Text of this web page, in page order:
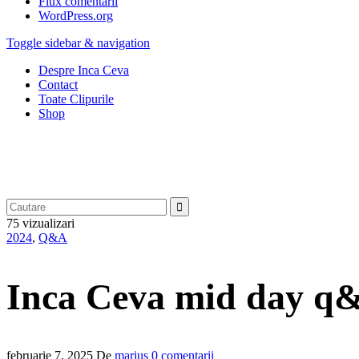
WordPress.org
Toggle sidebar & navigation
Despre Inca Ceva
Contact
Toate Clipurile
Shop
75 vizualizari
2024, Q&A
Inca Ceva mid day
februarie 7, 2025 De marius 0 comentarii